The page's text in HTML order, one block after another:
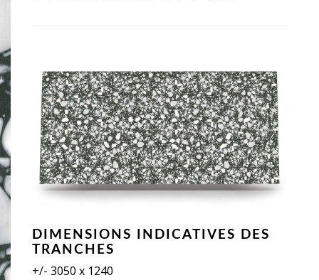
DIMENSIONS INDICATIVES DES
TRANCHES
+/- 3050 x 1240